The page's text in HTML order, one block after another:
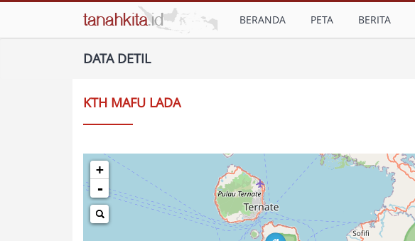
BERANDA PETA BERITA
DATA DETIL
KTH MAFU LADA
+
-